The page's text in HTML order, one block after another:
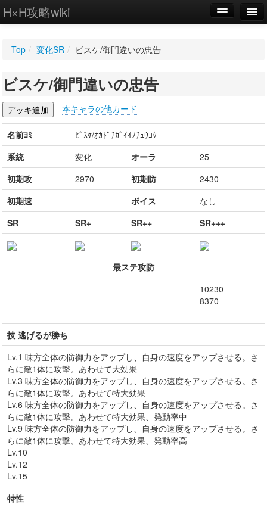
H×H攻略wiki
WIKI
設定
Top / 変化SR / ビスケ/御門違いの忠告
ビスケ/御門違いの忠告
本キャラの他カード
名前ﾖﾐ
ﾋﾞｽｹ/ｵｶﾄﾞﾁｶﾞｲｲﾉﾁｭｳｺｸ
系統
変化 オーラ
25
初期攻
2970 初期防
2430
初期速
ボイス
なし
SR
SR+ SR++ SR+++
最ステ攻防
10230
8370
技 逃げるが勝ち
Lv.1 味方全体の防御力をアップし、自身の速度をアップさせる。さ
らに敵1体に攻撃。あわせて大効果
Lv.3 味方全体の防御力をアップし、自身の速度をアップさせる。さ
らに敵1体に攻撃。あわせて特大効果
Lv.6 味方全体の防御力をアップし、自身の速度をアップさせる。さ
らに敵1体に攻撃。あわせて特大効果、発動率中
Lv.9 味方全体の防御力をアップし、自身の速度をアップさせる。さ
らに敵1体に攻撃。あわせて特大効果、発動率高
Lv.10
Lv.12
Lv.15
特性